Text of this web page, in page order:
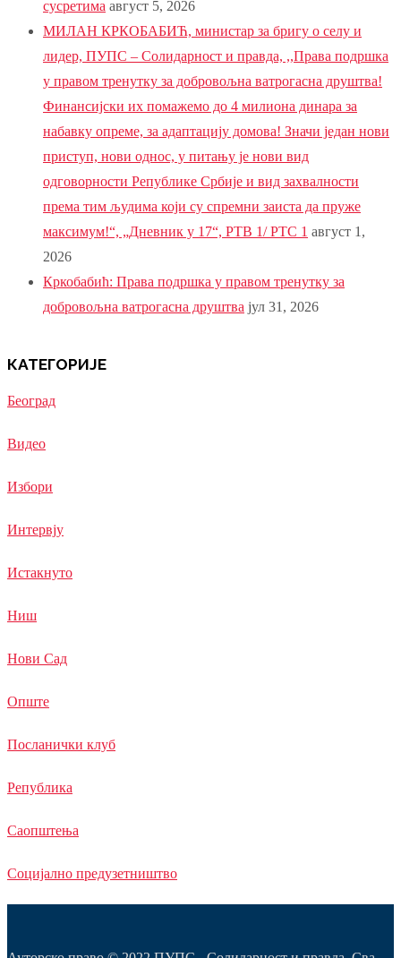
сусретима август 5, 2026
МИЛАН КРКОБАБИЋ, министар за бригу о селу и
лидер, ПУПС – Солидарност и правда, ,,Права подршка
у правом тренутку за добровољна ватрогасна друштва!
Финансијски их помажемо до 4 милиона динара за
набавку опреме, за адаптацију домова! Значи један нови
приступ, нови однос, у питању је нови вид
одговорности Републике Србије и вид захвалности
према тим људима који су спремни заиста да пруже
максимум!“, „Дневник у 17“, РТВ 1/ РТС 1 август 1,
2026
Кркобабић: Права подршка у правом тренутку за
добровољна ватрогасна друштва јул 31, 2026
КАТЕГОРИЈЕ
Београд
Видео
Избори
Интервју
Истакнуто
Ниш
Нови Сад
Опште
Посланички клуб
Република
Саопштења
Социјално предузетништво